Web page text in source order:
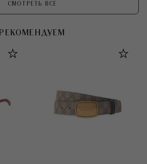
СМОТРЕТЬ ВСЕ
РЕКОМЕНДУЕМ